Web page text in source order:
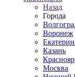
Назад
Города
Воронеж
Казань
Москва